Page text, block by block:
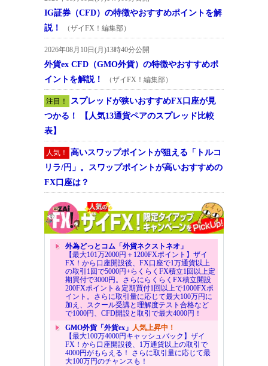
IG証券（CFD）の特徴やおすすめポイントを解
説！
（ザイFX！編集部）
2026年08月10日(月)13時40分公開
外貨ex CFD（GMO外貨）の特徴やおすすめポ
イントを解説！
（ザイFX！編集部）
注目！
スプレッドが狭いおすすめFX口座が見
つかる！ 【人気13通貨ペアのスプレッド比較
表】
人気！
高いスワップポイントが狙える「トルコ
リラ/円」。スワップポイントが高いおすすめの
FX口座は？
外為どっとコム「外貨ネクストネオ」
【最大101万2000円＋1200FXポイント】ザイ
FX！から口座開設後、FX口座で1万通貨以上
の取引1回で5000円+らくらくFX積立1回以上定
期買付で3000円。さらにらくらくFX積立開設
200FXポイント＆定期買付1回以上で1000FXポ
イント。さらに取引量に応じて最大100万円に
加え、スクール受講と理解度テスト合格など
で1000円、CFD開設と取引で最大4000円！
GMO外貨「外貨ex」 人気上昇中！
【最大100万4000円キャッシュバック】ザイ
FX！から口座開設後、1万通貨以上の取引で
4000円がもらえる！ さらに取引量に応じて最
大100万円のチャンスも！